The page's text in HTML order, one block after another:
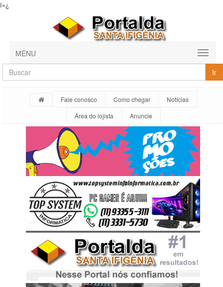
ï»¿
MENU
Ir
Fale conosco Como chegar
Notícias
Área do lojista
Anuncie